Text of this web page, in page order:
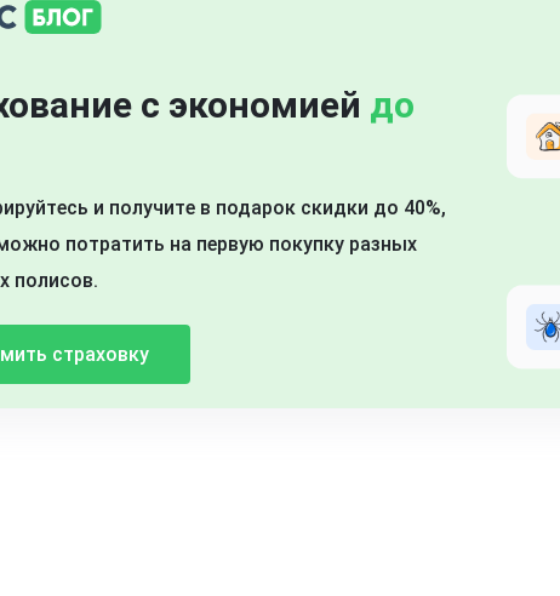
с экономией до
и получите в подарок скидки до 40%,
потратить на первую покупку разных
полисов.
страховку